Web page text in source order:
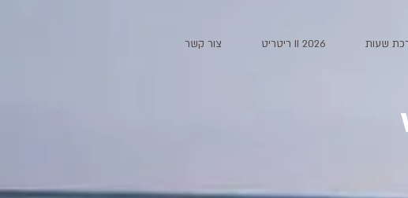
שעות 2026 II ריטריט צור קשר